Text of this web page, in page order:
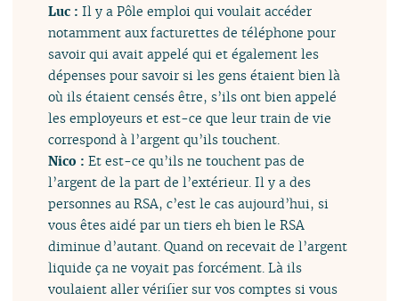
Luc :Il y a Pôle emploi qui voulait accéder
notamment aux facturettes de téléphone pour
savoir qui avait appelé qui et également les
dépenses pour savoir si les gens étaient bien là
où ils étaient censés être, s’ils ont bien appelé
les employeurs et est-ce que leur train de vie
correspond à l’argent qu’ils touchent.
Nico :Et est-ce qu’ils ne touchent pas de
l’argent de la part de l’extérieur. Il y a des
personnes au RSA, c’est le cas aujourd’hui, si
vous êtes aidé par un tiers eh bien le RSA
diminue d’autant. Quand on recevait de l’argent
liquide ça ne voyait pas forcément. Là ils
voulaient aller vérifier sur vos comptes si vous